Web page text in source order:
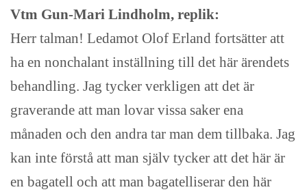
Vtm Gun-Mari Lindholm, replik:
Herr talman! Ledamot Olof Erland fortsätter att
ha en nonchalant inställning till det här ärendets
behandling. Jag tycker verkligen att det är
graverande att man lovar vissa saker ena
månaden och den andra tar man dem tillbaka. Jag
kan inte förstå att man själv tycker att det här är
en bagatell och att man bagatelliserar den här